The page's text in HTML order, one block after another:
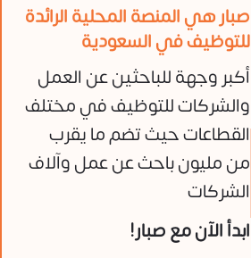
صبار هي المنصة المحلية الرائدة
للتوظيف في السعودية
أكبر وجهة للباحثين عن العمل
والشركات للتوظيف في مختلف
القطاعات حيث تضم ما يقرب
من مليون باحث عن عمل وآلاف
الشركات
ابدأ الآن مع صبار!